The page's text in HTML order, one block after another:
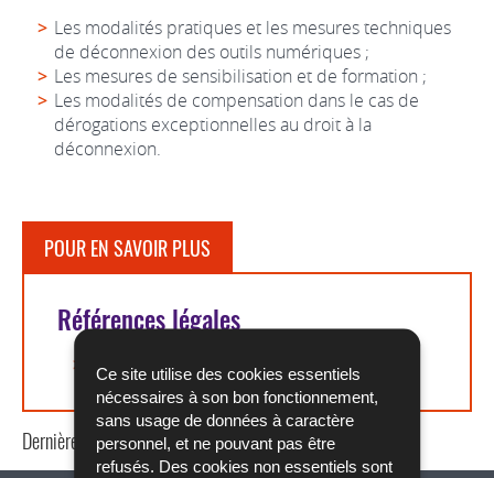
Ce site utilise des cookies essentiels
nécessaires à son bon fonctionnement,
sans usage de données à caractère
personnel, et ne pouvant pas être
refusés. Des cookies non essentiels sont
Les modalités pratiques et les mesures techniques
de déconnexion des outils numériques ;
Les mesures de sensibilisation et de formation ;
Les modalités de compensation dans le cas de
dérogations exceptionnelles au droit à la
déconnexion.
POUR EN SAVOIR PLUS
Références légales
Article L. 312-9 du Code du travail
Dernière mise à jour18/08/2023